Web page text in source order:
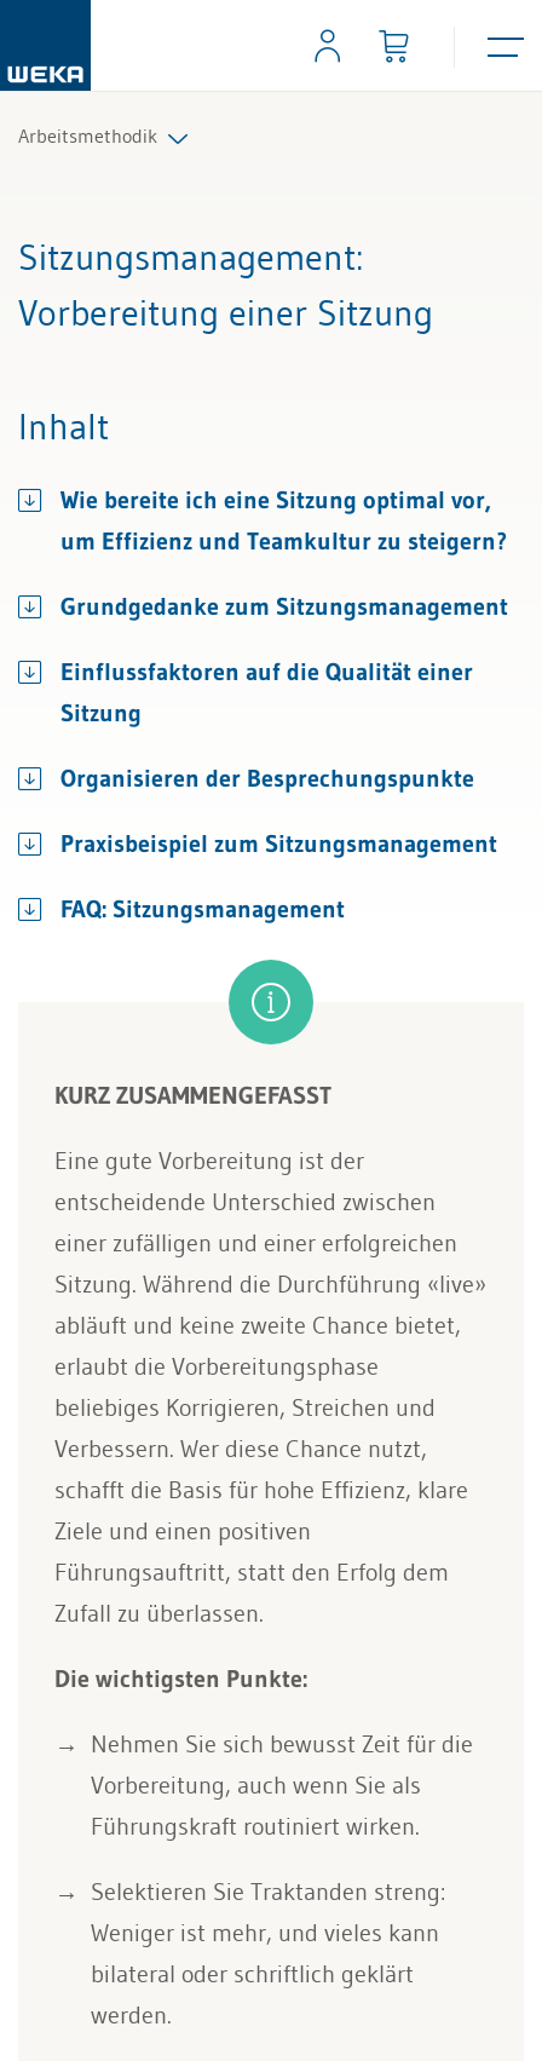
Arbeitsmethodik
Sitzungsmanagement:
Vorbereitung einer Sitzung
Inhalt
Wie bereite ich eine Sitzung optimal vor,
um Effizienz und Teamkultur zu steigern?
Grundgedanke zum Sitzungsmanagement
Einflussfaktoren auf die Qualität einer
Sitzung
Organisieren der Besprechungspunkte
Praxisbeispiel zum Sitzungsmanagement
FAQ: Sitzungsmanagement
KURZ ZUSAMMENGEFASST
Eine gute Vorbereitung ist der
entscheidende Unterschied zwischen
einer zufälligen und einer erfolgreichen
Sitzung. Während die Durchführung «live»
abläuft und keine zweite Chance bietet,
erlaubt die Vorbereitungsphase
beliebiges Korrigieren, Streichen und
Verbessern. Wer diese Chance nutzt,
schafft die Basis für hohe Effizienz, klare
Ziele und einen positiven
Führungsauftritt, statt den Erfolg dem
Zufall zu überlassen.
Die wichtigsten Punkte:
Nehmen Sie sich bewusst Zeit für die
Vorbereitung, auch wenn Sie als
Führungskraft routiniert wirken.
Selektieren Sie Traktanden streng:
Weniger ist mehr, und vieles kann
bilateral oder schriftlich geklärt
werden.